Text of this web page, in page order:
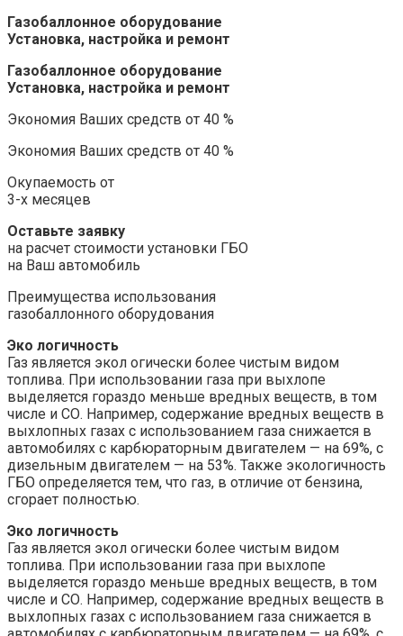
Газобаллонное оборудование
Установка, настройка и ремонт
Газобаллонное оборудование
Установка, настройка и ремонт
Экономия Ваших средств от 40 %
Экономия Ваших средств от 40 %
Окупаемость от
​3-х месяцев
Оставьте заявку
на расчет стоимости установки ГБО
на ​Ваш автомобиль
Преимущества использования
газобаллонного оборудования
Эко логичность
Газ является экол огически более чистым видом
топлива. При использовании газа при выхлопе
выделяется гораздо меньше вредных веществ, в том
числе и СО. Например, содержание вредных веществ в
выхлопных газах с использованием газа снижается в
автомобилях с карбюраторным двигателем — на 69%, с
дизельным двигателем — на 53%. Также экологичность
ГБО определяется тем, что газ, в отличие от бензина,
сгорает полностью.
Эко логичность
Газ является экол огически более чистым видом
топлива. При использовании газа при выхлопе
выделяется гораздо меньше вредных веществ, в том
числе и СО. Например, содержание вредных веществ в
выхлопных газах с использованием газа снижается в